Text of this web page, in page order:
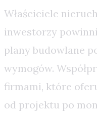
Właściciele
inwestorzy
plany budowlane
wymogów.
firmami, które
od projektu po